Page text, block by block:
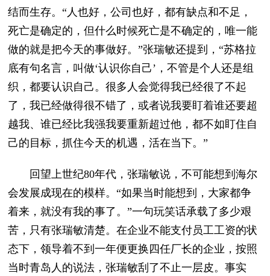
结而生存。“人也好，公司也好，都有缺点和不足，
死亡是确定的，但什么时候死亡是不确定的，唯一能
做的就是把今天的事做好。”张瑞敏还提到，“苏格拉
底有句名言，叫做‘认识你自己’，不管是个人还是组
织，都要认识自己。很多人会觉得我已经很了不起
了，我已经做得很不错了，或者说我要盯着谁还要超
越我、谁已经比我强我要重新超过他，都不如盯住自
己的目标，抓住今天的机遇，活在当下。”
回望上世纪80年代，张瑞敏说，不可能想到海尔
会发展成现在的模样。“如果当时能想到，大家都争
着来，就没有我的事了。”一句玩笑话承载了多少艰
苦，只有张瑞敏清楚。在企业不能支付员工工资的状
态下，领导着不到一年便更换四任厂长的企业，按照
当时青岛人的说法，张瑞敏刮了不止一层皮。事实